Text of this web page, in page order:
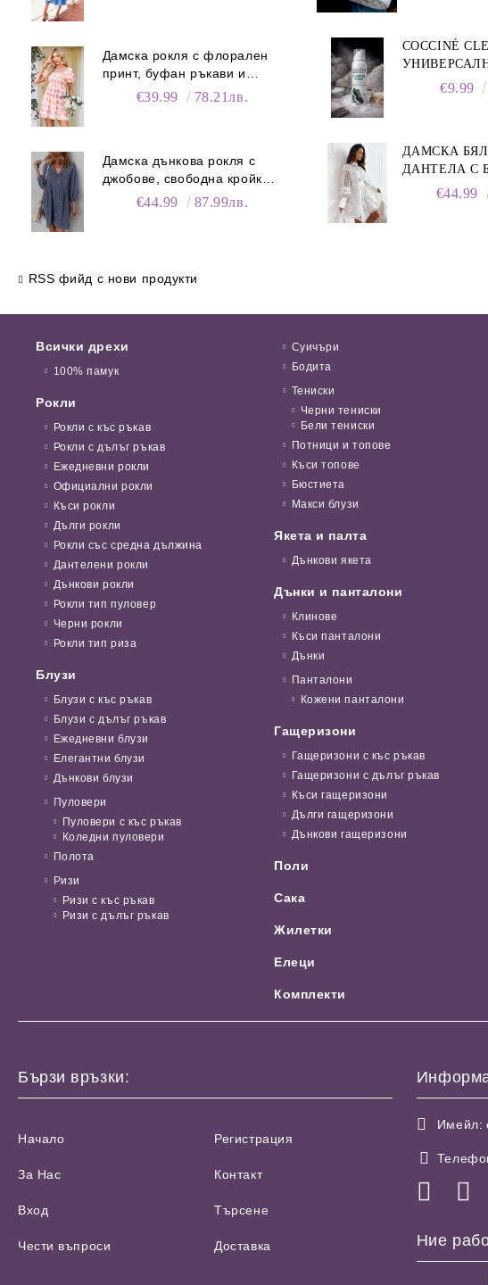
Дамска рокля с флорален
принт, буфан ръкави и
джобове€39.99 78.21лв.
Дамска дънкова рокля с
джобове, свободна кройка и
V-образно деколте
€44.99 87.99лв.
RSS фийд с нови продукти
COCCINÉ
€9.99
ДАМСКА
ДАНТЕЛА С
РЪКАВИ И
€44.99
Всички дрехи
100% памук
Рокли
Рокли с къс ръкав
Рокли с дълъг ръкав
Ежедневни рокли
Официални рокли
Къси рокли
Дълги рокли
Рокли със средна дължина
Дантелени рокли
Дънкови рокли
Рокли тип пуловер
Черни рокли
Рокли тип риза
Блузи
Блузи с къс ръкав
Блузи с дълъг ръкав
Ежедневни блузи
Елегантни блузи
Дънкови блузи
Пуловери
Пуловери с къс ръкав
Коледни пуловери
Полота
Ризи
Ризи с къс ръкав
Ризи с дълъг ръкав
Суичъри
Бодита
Тениски
Черни тениски
Бели тениски
Потници и топове
Къси топове
Бюстиета
Макси блузи
Якета и палта
Дънкови якета
Дънки и панталони
Клинове
Къси панталони
Дънки
Панталони
Кожени панталони
Гащеризони
Гащеризони с къс ръкав
Гащеризони с дълъг ръкав
Къси гащеризони
Дълги гащеризони
Дънкови гащеризони
Поли
Сака
Жилетки
Елеци
Комплекти
Бързи връзки:
Начало
За Нас
Вход
Чести въпроси
Регистрация
Контакт
Търсене
Доставка
Имейл:
Ние